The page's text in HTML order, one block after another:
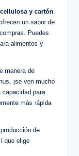
cellulosa y cartón.
​un sabor de
Puedes
alimentos y
manera de
¡se ven mucho⁣
para
más rápida
de
que elige